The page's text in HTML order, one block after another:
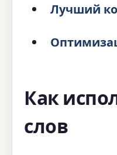
Лучший
Как
слов